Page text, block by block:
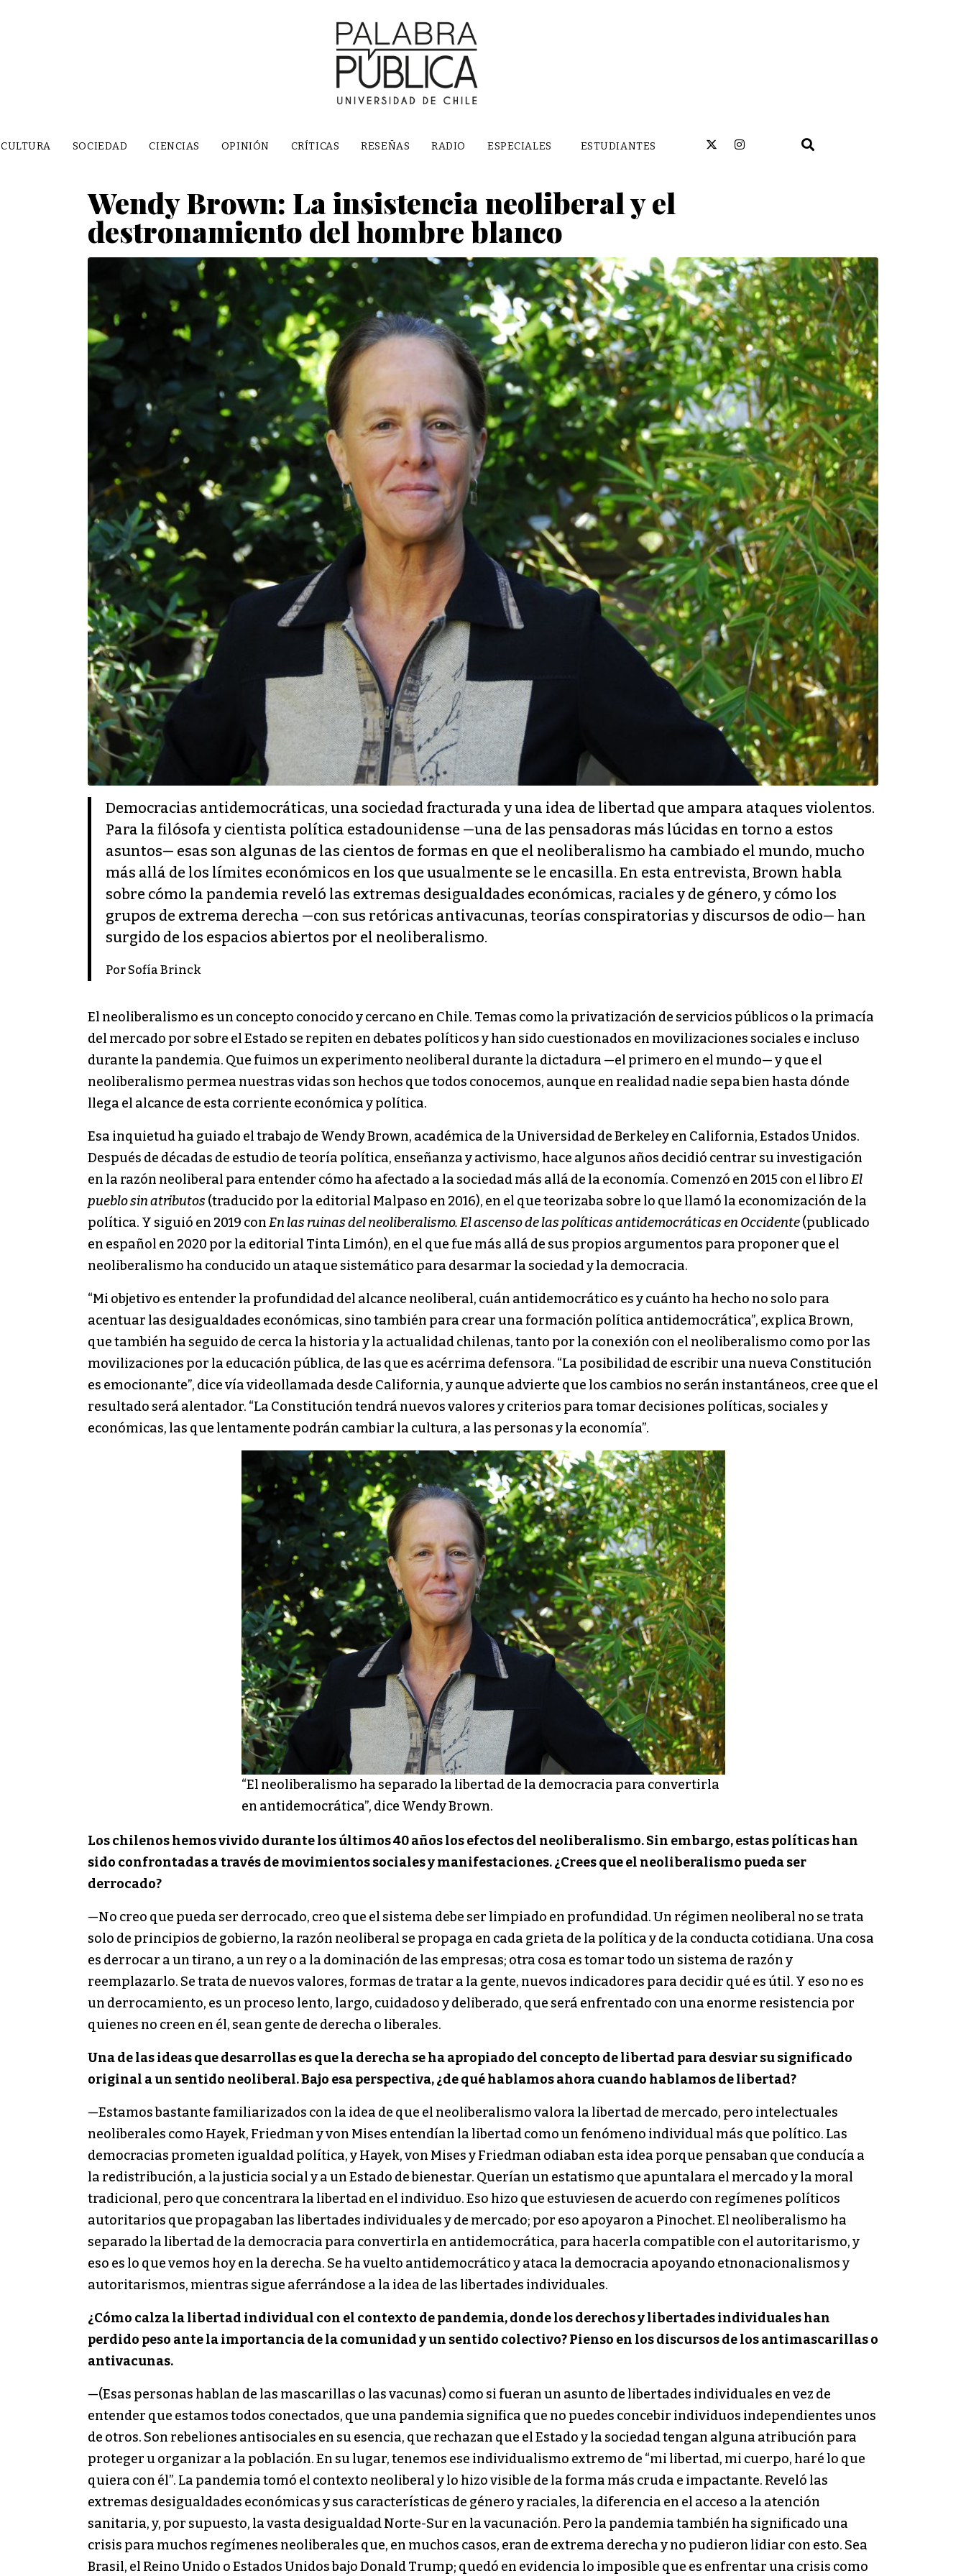
CULTURA SOCIEDAD CIENCIAS OPINIÓN CRÍTICAS RESEÑAS RADIO ESPECIALES ESTUDIANTES
Wendy Brown: La insistencia neoliberal y el
destronamiento del hombre blanco
Democracias antidemocráticas, una sociedad fracturada y una idea de libertad que ampara ataques violentos.
Para la filósofa y cientista política estadounidense —una de las pensadoras más lúcidas en torno a estos
asuntos— esas son algunas de las cientos de formas en que el neoliberalismo ha cambiado el mundo, mucho
más allá de los límites económicos en los que usualmente se le encasilla. En esta entrevista, Brown habla
sobre cómo la pandemia reveló las extremas desigualdades económicas, raciales y de género, y cómo los
grupos de extrema derecha —con sus retóricas antivacunas, teorías conspiratorias y discursos de odio— han
surgido de los espacios abiertos por el neoliberalismo.
Por Sofía Brinck
El neoliberalismo es un concepto conocido y cercano en Chile. Temas como la privatización de servicios públicos o la primacía
del mercado por sobre el Estado se repiten en debates políticos y han sido cuestionados en movilizaciones sociales e incluso
durante la pandemia. Que fuimos un experimento neoliberal durante la dictadura —el primero en el mundo— y que el
neoliberalismo permea nuestras vidas son hechos que todos conocemos, aunque en realidad nadie sepa bien hasta dónde
llega el alcance de esta corriente económica y política.
Esa inquietud ha guiado el trabajo de Wendy Brown, académica de la Universidad de Berkeley en California, Estados Unidos.
Después de décadas de estudio de teoría política, enseñanza y activismo, hace algunos años decidió centrar su investigación
en la razón neoliberal para entender cómo ha afectado a la sociedad más allá de la economía. Comenzó en 2015 con el libroEl
pueblo sin atributos (traducido por la editorial Malpaso en 2016), en el que teorizaba sobre lo que llamó la economización de la
política. Y siguió en 2019 conEn las ruinas del neoliberalismo. El ascenso de las políticas antidemocráticas en Occidente(publicado
en español en 2020 por la editorial Tinta Limón), en el que fue más allá de sus propios argumentos para proponer que el
neoliberalismo ha conducido un ataque sistemático para desarmar la sociedad y la democracia.
“Mi objetivo es entender la profundidad del alcance neoliberal, cuán antidemocrático es y cuánto ha hecho no solo para
acentuar las desigualdades económicas, sino también para crear una formación política antidemocrática”, explica Brown,
que también ha seguido de cerca la historia y la actualidad chilenas, tanto por la conexión con el neoliberalismo como por las
movilizaciones por la educación pública, de las que es acérrima defensora. “La posibilidad de escribir una nueva Constitución
es emocionante”, dice vía videollamada desde California, y aunque advierte que los cambios no serán instantáneos, cree que el
resultado será alentador. “La Constitución tendrá nuevos valores y criterios para tomar decisiones políticas, sociales y
económicas, las que lentamente podrán cambiar la cultura, a las personas y la economía”.
“El neoliberalismo ha separado la libertad de la democracia para convertirla
en antidemocrática”, dice Wendy Brown.
Los chilenos hemos vivido durante los últimos 40 años los efectos del neoliberalismo. Sin embargo, estas políticas han
sido confrontadas a través de movimientos sociales y manifestaciones. ¿Crees que el neoliberalismo pueda ser
derrocado?
—No creo que pueda ser derrocado, creo que el sistema debe ser limpiado en profundidad. Un régimen neoliberal no se trata
solo de principios de gobierno, la razón neoliberal se propaga en cada grieta de la política y de la conducta cotidiana. Una cosa
es derrocar a un tirano, a un rey o a la dominación de las empresas; otra cosa es tomar todo un sistema de razón y
reemplazarlo. Se trata de nuevos valores, formas de tratar a la gente, nuevos indicadores para decidir qué es útil. Y eso no es
un derrocamiento, es un proceso lento, largo, cuidadoso y deliberado, que será enfrentado con una enorme resistencia por
quienes no creen en él, sean gente de derecha o liberales.
Una de las ideas que desarrollas es que la derecha se ha apropiado del concepto de libertad para desviar su significado
original a un sentido neoliberal. Bajo esa perspectiva, ¿de qué hablamos ahora cuando hablamos de libertad?
—Estamos bastante familiarizados con la idea de que el neoliberalismo valora la libertad de mercado, pero intelectuales
neoliberales como Hayek, Friedman y von Mises entendían la libertad como un fenómeno individual más que político. Las
democracias prometen igualdad política, y Hayek, von Mises y Friedman odiaban esta idea porque pensaban que conducía a
la redistribución, a la justicia social y a un Estado de bienestar. Querían un estatismo que apuntalara el mercado y la moral
tradicional, pero que concentrara la libertad en el individuo. Eso hizo que estuviesen de acuerdo con regímenes políticos
autoritarios que propagaban las libertades individuales y de mercado; por eso apoyaron a Pinochet. El neoliberalismo ha
separado la libertad de la democracia para convertirla en antidemocrática, para hacerla compatible con el autoritarismo, y
eso es lo que vemos hoy en la derecha. Se ha vuelto antidemocrático y ataca la democracia apoyando etnonacionalismos y
autoritarismos, mientras sigue aferrándose a la idea de las libertades individuales.
¿Cómo calza la libertad individual con el contexto de pandemia, donde los derechos y libertades individuales han
perdido peso ante la importancia de la comunidad y un sentido colectivo? Pienso en los discursos de los antimascarillas o
antivacunas.
—(Esas personas hablan de las mascarillas o las vacunas) como si fueran un asunto de libertades individuales en vez de
entender que estamos todos conectados, que una pandemia significa que no puedes concebir individuos independientes unos
de otros. Son rebeliones antisociales en su esencia, que rechazan que el Estado y la sociedad tengan alguna atribución para
proteger u organizar a la población. En su lugar, tenemos ese individualismo extremo de “mi libertad, mi cuerpo, haré lo que
quiera con él”. La pandemia tomó el contexto neoliberal y lo hizo visible de la forma más cruda e impactante. Reveló las
extremas desigualdades económicas y sus características de género y raciales, la diferencia en el acceso a la atención
sanitaria, y, por supuesto, la vasta desigualdad Norte-Sur en la vacunación. Pero la pandemia también ha significado una
crisis para muchos regímenes neoliberales que, en muchos casos, eran de extrema derecha y no pudieron lidiar con esto. Sea
Brasil, el Reino Unido o Estados Unidos bajo Donald Trump; quedó en evidencia lo imposible que es enfrentar una crisis como